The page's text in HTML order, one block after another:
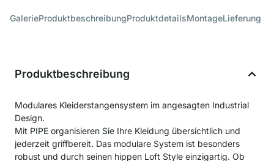
GalerieProduktbeschreibungProduktdetailsMontageLieferung &
Produktbeschreibung
Modulares Kleiderstangensystem im angesagten Industrial
Design.
Mit PIPE organisieren Sie Ihre Kleidung übersichtlich und
jederzeit griffbereit. Das modulare System ist besonders
robust und durch seinen hippen Loft Style einzigartig. Ob